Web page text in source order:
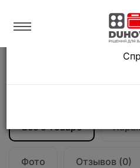
Кухонные вытяжки
Вытяжка кухонная
Все о товаре
Фото Отзывов (0)
Язык магазина